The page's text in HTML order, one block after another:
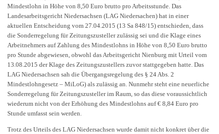
Mindestlohn in Höhe von 8,50 Euro brutto pro Arbeitsstunde. Das
Landesarbeitsgericht Niedersachsen (LAG Niedersachen) hat in einer
aktuellen Entscheidung vom 27.04.2015 (13 Sa 848/15) entschieden, dass
die Sonderregelung für Zeitungszusteller zulässig sei und die Klage eines
Arbeitnehmers auf Zahlung des Mindestlohns in Höhe von 8,50 Euro brutto
pro Stunde abgewiesen, obwohl das Arbeitsgericht Nienburg mit Urteil vom
13.08.2015 der Klage des Zeitungszustellers zuvor stattgegeben hatte. Das
LAG Niedersachsen sah die Übergangsregelung des § 24 Abs. 2
Mindestlohngesetz – MiLoG) als zulässig an. Nunmehr steht eine neuerliche
Sonderregelung für Zeitungszusteller im Raum, so das diese voraussichtlich
wiederum nicht von der Erhöhung des Mindestlohns auf € 8,84 Euro pro
Stunde umfasst sein werden.
Trotz des Urteils des LAG Niedersachsen wurde damit nicht konkret über die